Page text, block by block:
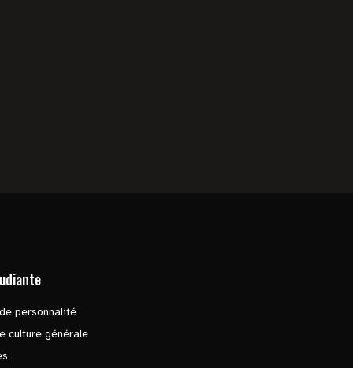
personnalité
culture générale